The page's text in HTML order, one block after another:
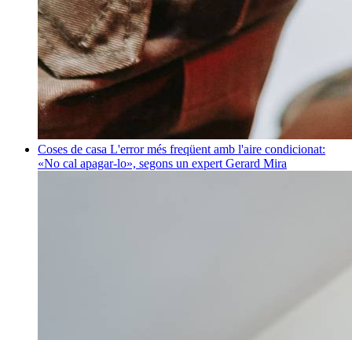
Coses de casa L'error més freqüent amb l'aire condicionat:
«No cal apagar-lo», segons un expert Gerard Mira